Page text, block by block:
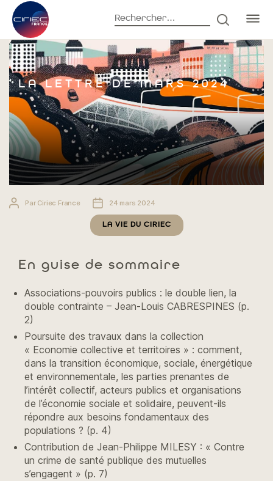
Rechercher :
Accueil La vie du CIRIEC La Lettre de mars 2024
LA LETTRE DE MARS 2024
Auteur
Par Ciriec France
Date
l’article
24 mars 2024
Catégories
LA VIE DU CIRIEC
En guise de sommaire
Associations-pouvoirs publics : le double lien, la
double contrainte – Jean-Louis CABRESPINES (p.
2)
Poursuite des travaux dans la collection
« Economie collective et territoires » : comment,
dans la transition économique, sociale, énergétique
et environnementale, les parties prenantes de
l’intérêt collectif, acteurs publics et organisations
de l’économie sociale et solidaire, peuvent-ils
répondre aux besoins fondamentaux des
populations ? (p. 4)
Contribution de Jean-Philippe MILESY : « Contre
un crime de santé publique des mutuelles
s’engagent » (p. 7)